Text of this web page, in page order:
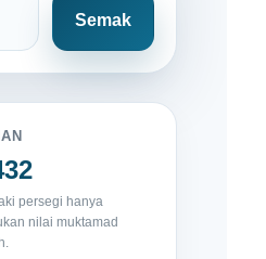
Semak
persegi hanya
nilai muktamad